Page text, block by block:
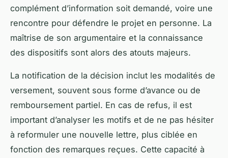
complément d’information soit demandé, voire une
rencontre pour défendre le projet en personne. La
maîtrise de son argumentaire et la connaissance
des dispositifs sont alors des atouts majeurs.
La notification de la décision inclut les modalités de
versement, souvent sous forme d’avance ou de
remboursement partiel. En cas de refus, il est
important d’analyser les motifs et de ne pas hésiter
à reformuler une nouvelle lettre, plus ciblée en
fonction des remarques reçues. Cette capacité à